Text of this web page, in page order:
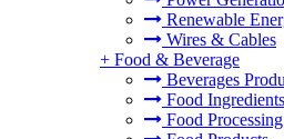
Renewable
Wires & Cables
+ Food & Beverage
Beverages
Food
Food